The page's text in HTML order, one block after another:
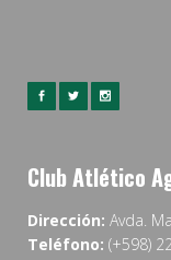
Club Atlético
Dirección: Avda.
Teléfono: (+598)